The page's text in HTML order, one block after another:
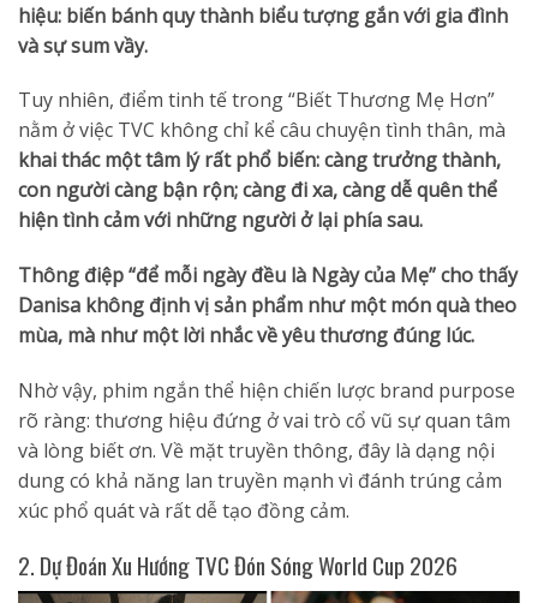
hiệu: biến bánh quy thành biểu tượng gắn với gia đình
và sự sum vầy.
Tuy nhiên, điểm tinh tế trong “Biết Thương Mẹ Hơn”
nằm ở việc TVC không chỉ kể câu chuyện tình thân, mà
khai thác một tâm lý rất phổ biến: càng trưởng thành,
con người càng bận rộn; càng đi xa, càng dễ quên thể
hiện tình cảm với những người ở lại phía sau.
Thông điệp “để mỗi ngày đều là Ngày của Mẹ” cho thấy
Danisa không định vị sản phẩm như một món quà theo
mùa, mà như một lời nhắc về yêu thương đúng lúc.
Nhờ vậy, phim ngắn thể hiện chiến lược brand purpose
rõ ràng: thương hiệu đứng ở vai trò cổ vũ sự quan tâm
và lòng biết ơn. Về mặt truyền thông, đây là dạng nội
dung có khả năng lan truyền mạnh vì đánh trúng cảm
xúc phổ quát và rất dễ tạo đồng cảm.
2. Dự Đoán Xu Hướng TVC Đón Sóng World Cup 2026